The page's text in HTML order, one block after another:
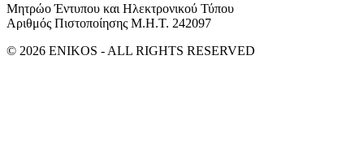
Μητρώο Έντυπου και Ηλεκτρονικού Τύπου
Αριθμός Πιστοποίησης Μ.Η.Τ. 242097
© 2026 ENIKOS - ALL RIGHTS RESERVED